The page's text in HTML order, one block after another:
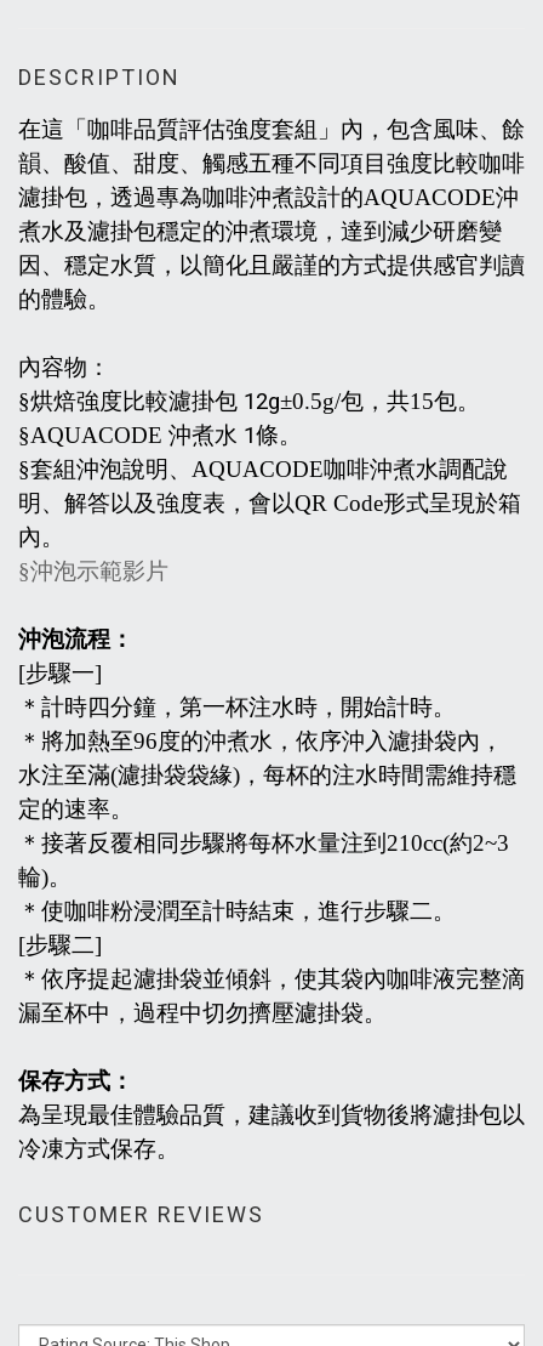
DESCRIPTION
在這「咖啡品質評估強度套組」內，包含風味、餘
韻、酸值、甜度、觸感五種不同項目強度比較咖啡
濾掛包，透過專為咖啡沖煮設計的AQUACODE沖
煮水及濾掛包穩定的沖煮環境，達到減少研磨變
因、穩定水質，以簡化且嚴謹的方式提供感官判讀
的體驗。
內容物：
§烘焙強度比較濾掛包 12g±0.5g/包，共15包。
§AQUACODE 沖煮水 1條。
§套組沖泡說明、 AQUACODE咖啡沖煮水調配說
明、解答以及強度表，會以QR Code形式呈現於箱
內。
§沖泡示範影片
沖泡流程：
[步驟一]
＊計時四分鐘，第一杯注水時，開始計時。
＊將加熱至96度的沖煮水，依序沖入濾掛袋內，
水注至滿(濾掛袋袋緣) ，每杯的注水時間需維持穩
定的速率。
＊接著反覆相同步驟將每杯水量注到 210cc(約2~3
輪)。
＊使咖啡粉浸潤至計時結束，進行步驟二。
[步驟二]
＊依序提起濾掛袋並傾斜，使其袋內咖啡液完整滴
漏至杯中，過程中切勿擠壓濾掛袋。
保存方式：
為呈現最佳體驗品質，建議收到貨物後將濾掛包以
冷凍方式保存。
CUSTOMER REVIEWS